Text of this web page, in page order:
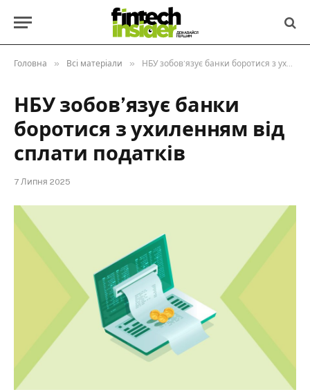
Головна » Всі матеріали » НБУ зобов’язує банки боротися з ухиленням від сплати податків
НБУ зобов’язує банки
боротися з ухиленням від
сплати податків
7 Липня 2025